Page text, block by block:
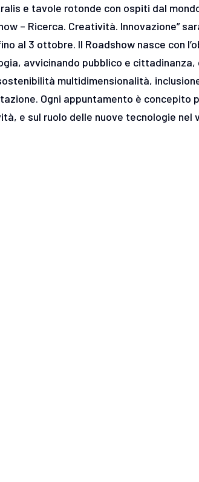
e tavole rotonde con ospiti dal
– Ricerca. Creatività. Innovazione”
al 3 ottobre. Il Roadshow nasce con
avvicinando pubblico e
multidimensionalità,
Ogni appuntamento è concepito
e sul ruolo delle nuove tecnologie nel